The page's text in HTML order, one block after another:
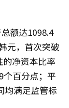
额达1098.4
元，首次突破
净资本比率
个百分点；平
均满足监管标